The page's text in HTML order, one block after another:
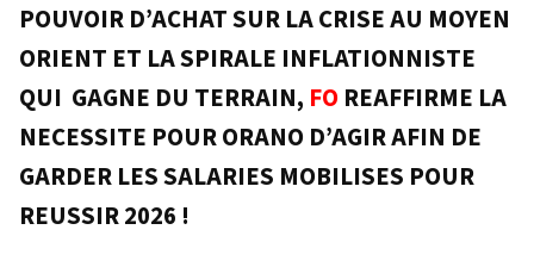
POUVOIR D’ACHAT SUR LA CRISE AU MOYEN
ORIENT ET LA SPIRALE INFLATIONNISTE
QUI GAGNE DU TERRAIN, FO REAFFIRME LA
NECESSITE POUR ORANO D’AGIR AFIN DE
GARDER LES SALARIES MOBILISES POUR
REUSSIR 2026 !